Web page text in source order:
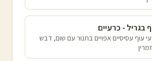
בגריל - כרעיים
עוף עסיסיים אפויים בתנור עם שום, דבש